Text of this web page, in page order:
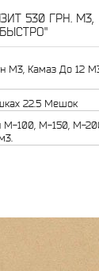
530 ГРН. М3,
М3, Камаз До 12
22.5 Мешок
М-100, М-150, М-